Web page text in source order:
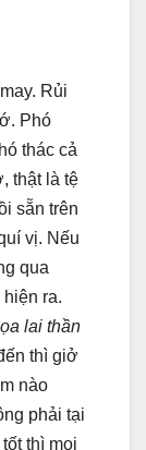
Rủi
Phó
thác cả
thật là tệ
sẵn trên
vị. Nếu
qua
ra.
lai thần
thì giở
nào
phải tại
thì mọi